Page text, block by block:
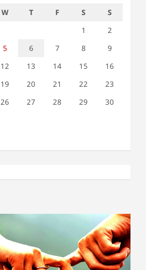
W T F S
S
1
2
5 6 7 8
9
12 13 14 15
16
19 20 21 22
23
26 27 28 29
30